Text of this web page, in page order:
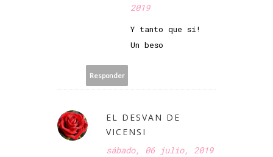
2019
Y tanto que sí!
Un beso
Responder
EL DESVAN DE
VICENSI
sábado, 06 julio, 2019